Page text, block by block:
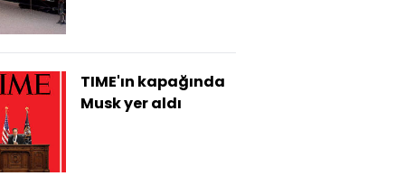
TIME'ın kapağında
Musk yer aldı